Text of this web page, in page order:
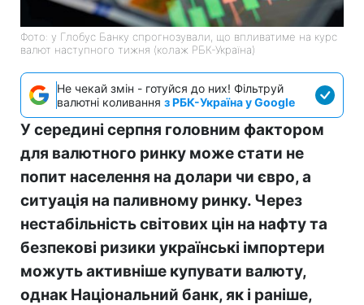
Фото: у Глобус Банку спрогнозували, що впливатиме на курс
валют наступного тижня (колаж РБК-Україна)
Не чекай змін - готуйся до них! Фільтруй
валютні коливання з РБК-Україна у Google
У середині серпня головним фактором
для валютного ринку може стати не
попит населення на долари чи євро, а
ситуація на паливному ринку. Через
нестабільність світових цін на нафту та
безпекові ризики українські імпортери
можуть активніше купувати валюту,
однак Національний банк, як і раніше,